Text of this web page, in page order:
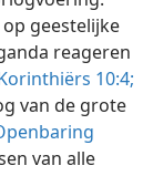
op geestelijke
reageren
10:4;
van de grote
van alle